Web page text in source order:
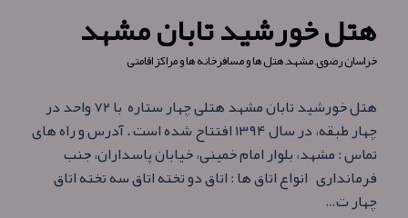
هتل خورشید تابان مشهد
خراسان رضوی,مشهد,هتل ها و مسافرخانه ها و مراکز اقامتی
هتل خورشید تابان مشهد هتلی چهار ستاره با ۷۲ واحد در
چهار طبقه، در سال ۱۳۹۴ افتتاح شده است . آدرس و راه های
تماس : مشهد، بلوار امام خمینی، خیابان پاسداران، جنب
فرمانداری انواع اتاق ها : اتاق دو تخته اتاق سه تخته اتاق
چهار ت…